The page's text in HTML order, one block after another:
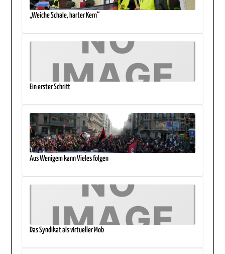
„Weiche Schale, harter Kern“
Ein erster Schritt
Aus Wenigem kann Vieles folgen
Das Syndikat als virtueller Mob